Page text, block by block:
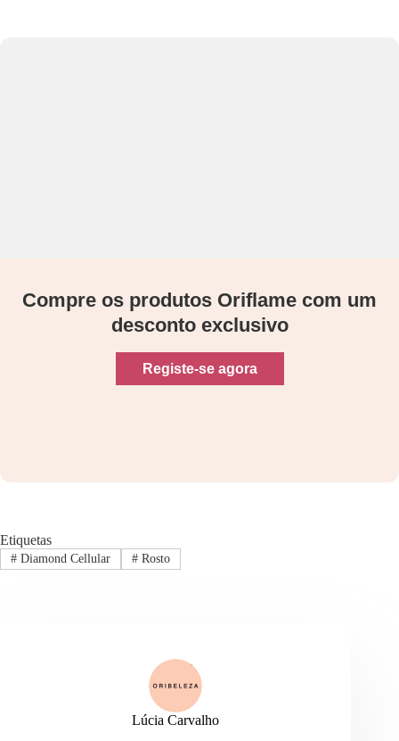
Compre os produtos Oriflame com um
desconto exclusivo
Registe-se agora
Etiquetas
#Diamond Cellular #Rosto
Lúcia Carvalho